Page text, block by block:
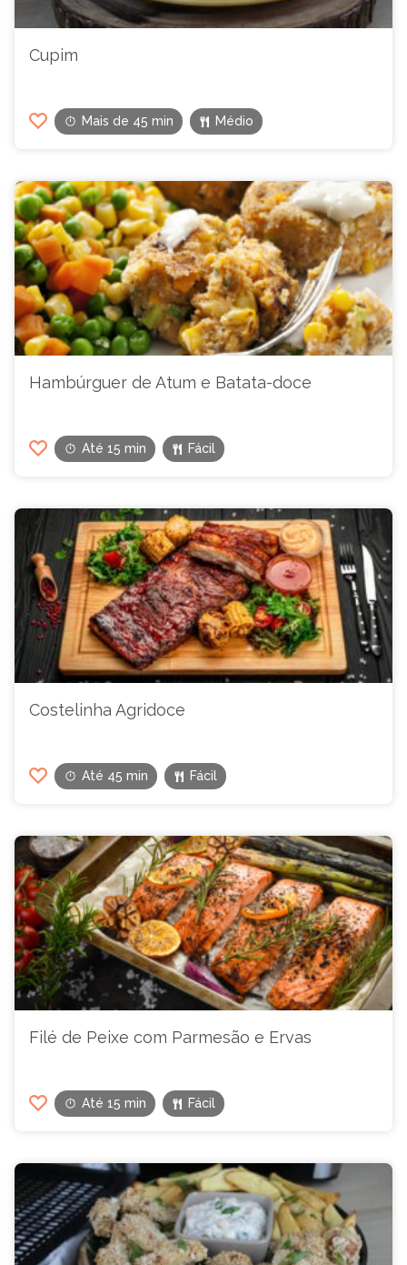
Cupim
Mais de 45 min Médio
Hambúrguer de Atum e Batata-doce
Até 15 min Fácil
Costelinha Agridoce
Até 45 min Fácil
Filé de Peixe com Parmesão e Ervas
Até 15 min Fácil